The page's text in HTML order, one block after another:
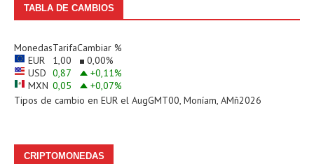
TABLA DE CAMBIOS
MonedasTarifaCambiar %
EUR
1,00 0,00%
USD 0,87 +0,11%
MXN 0,05 +0,07%
Tipos de cambio en EUR el AugGMT00, Moníam, AMñ2026
CRIPTOMONEDAS